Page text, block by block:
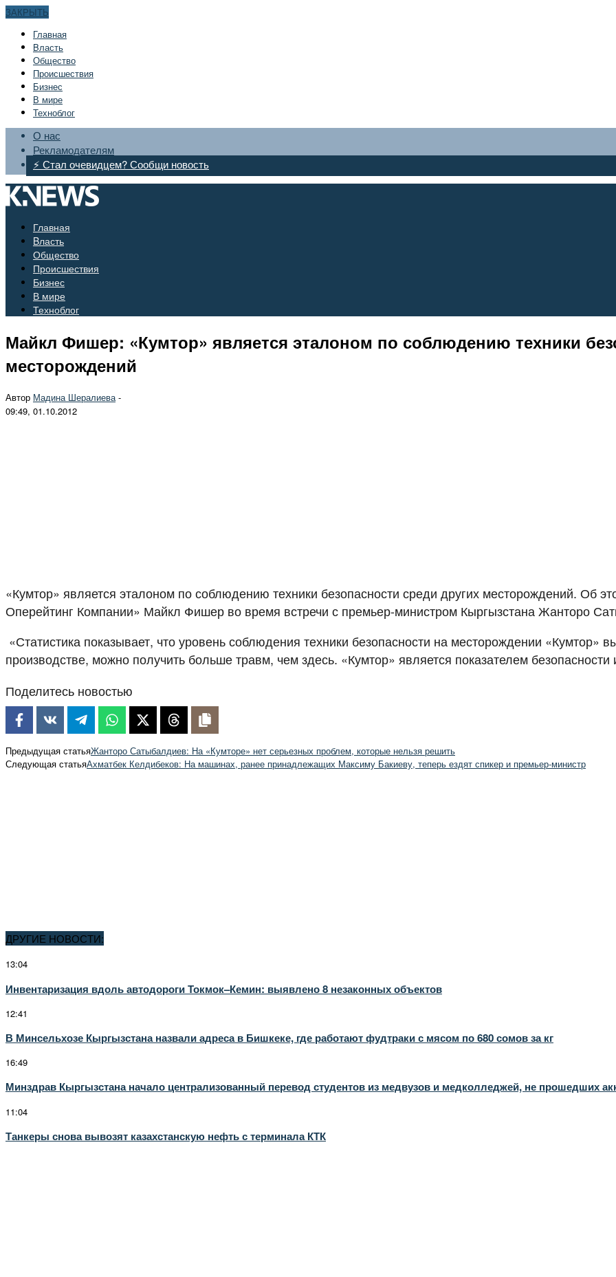
ЗАКРЫТЬ
Главная
Bласть
Общество
Происшествия
Бизнес
В мире
Техноблог
О нас
Рекламодателям
⚡ Стал очевидцем? Сообщи новость
Главная
Bласть
Общество
Происшествия
Бизнес
В мире
Техноблог
Майкл Фишер: «Кумтор» является эталоном по соблюдению техники
месторождений
Автор Мадина Шералиева-
09:49, 01.10.2012
«Кумтор» является эталоном по соблюдению техники безопасности среди других месторождений. Об
Оперейтинг Компании» Майкл Фишер во время встречи с премьер-министром Кыргызстана Жанторо
«Статистика показывает, что уровень соблюдения техники безопасности на месторождении
производстве, можно получить больше травм, чем здесь. «Кумтор» является показателем
Поделитесь новостью
Предыдущая статьяЖанторо Сатыбалдиев: На «Кумторе» нет серьезных проблем, которые нельзя решить
Следующая статьяАхматбек Келдибеков: На машинах, ранее принадлежащих Максиму Бакиеву, теперь ездят спикер и премьер-министр
ДРУГИЕ НОВОСТИ:
13:04
Инвентаризация вдоль автодороги Токмок–Кемин: выявлено 8 незаконных объектов
12:41
В Минсельхозе Кыргызстана назвали адреса в Бишкеке, где работают фудтраки с мясом по 680 сомов за кг
16:49
Минздрав Кыргызстана начало централизованный перевод студентов из медвузов и медколледжей, не прошедших
11:04
Танкеры снова вывозят казахстанскую нефть с терминала КТК